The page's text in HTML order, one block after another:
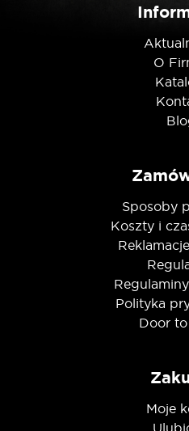
O
Sposoby
Koszty i
Polityka
Door
Moje